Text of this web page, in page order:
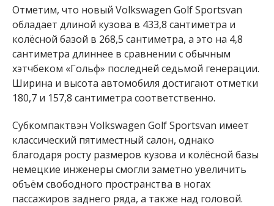
Отметим, что новый Volkswagen Golf Sportsvan
обладает длиной кузова в 433,8 сантиметра и
колёсной базой в 268,5 сантиметра, а это на 4,8
сантиметра длиннее в сравнении с обычным
хэтчбеком «Гольф» последней седьмой генерации.
Ширина и высота автомобиля достигают отметки
180,7 и 157,8 сантиметра соответственно.
Субкомпактвэн Volkswagen Golf Sportsvan имеет
классический пятиместный салон, однако
благодаря росту размеров кузова и колёсной базы
немецкие инженеры смогли заметно увеличить
объём свободного пространства в ногах
пассажиров заднего ряда, а также над головой.